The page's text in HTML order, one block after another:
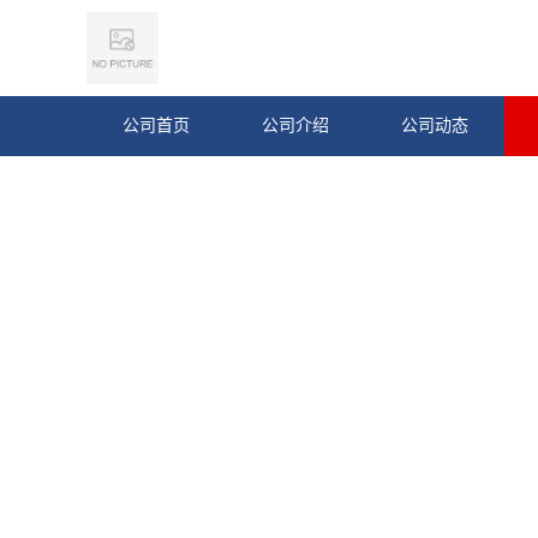
公司首页 公司介绍 公司动态